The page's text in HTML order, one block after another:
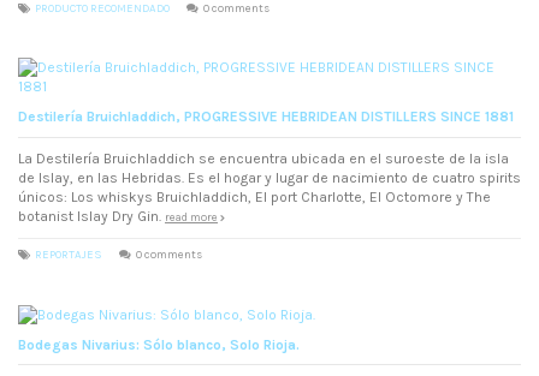
PRODUCTO RECOMENDADO 0 comments
Destilería Bruichladdich, PROGRESSIVE HEBRIDEAN DISTILLERS SINCE 1881
La Destilería Bruichladdich se encuentra ubicada en el suroeste de la isla
de Islay, en las Hebridas. Es el hogar y lugar de nacimiento de cuatro spirits
únicos: Los whiskys Bruichladdich, El port Charlotte, El Octomore y The
botanist Islay Dry Gin. read more
REPORTAJES 0 comments
Bodegas Nivarius: Sólo blanco, Solo Rioja.